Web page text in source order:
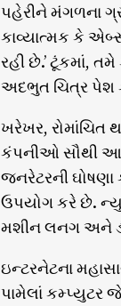
પહેરીને મંગળના
કાવ્યાત્મક કે
રહી છે.’ ટૂંકમાં,
અદભુત ચિત્ર પેશ
ખરેખર,
કંપનીઓ સૌથી
જનરેટરની
ઉપયોગ કરે છે.
મશીન લનગ અને
ઇન્ટરનેટના
પામેલાં કમ્પ્યુટર